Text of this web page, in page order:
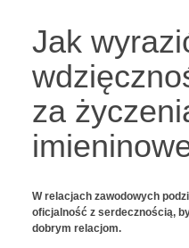
Jak
za
W relacjach zawodowych
oficjalność z serdecznością,
dobrym relacjom.